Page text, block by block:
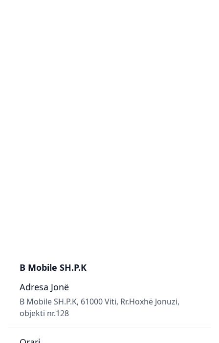
B Mobile SH.P.K
Adresa Jonë
B Mobile SH.P.K, 61000 Viti, Rr.Hoxhë Jonuzi,
objekti nr.128